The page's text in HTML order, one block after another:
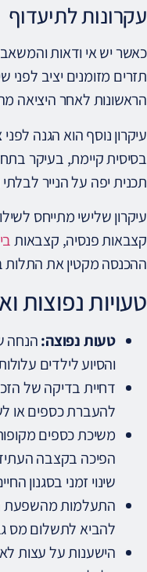
עקרונות לתיעדוף
כאשר יש אי ודאות
תזרים מזומנים יציב
הראשונות לאחר היציאה
עיקרון נוסף הוא הגנה
בסיסית קיימת, בעיקר
תכנית יפה על הנייר לבלתי
עיקרון שלישי מתייחס
קצבאות פנסיה, קצבאות
ההכנסה מקטין את התלות
טעויות נפוצות
טעות נפוצה:הנחה
והסיוע לילדים
דחיית בדיקה של
להעברת כספים או
משיכת כספים
הפיכה בקצבה
שינוי זמני בסגנון
התעלמות מהשפעת
להביא לתשלום מס
הישענות על עצות